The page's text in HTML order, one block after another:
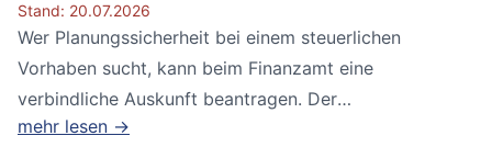
Stand: 20.07.2026
Wer Planungssicherheit bei einem steuerlichen
Vorhaben sucht, kann beim Finanzamt eine
verbindliche Auskunft beantragen. Der
Bundesfinanzhof...
mehr lesen →